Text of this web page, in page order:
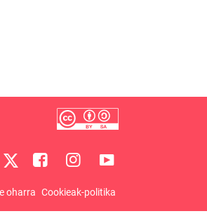
oharra Cookieak-politika